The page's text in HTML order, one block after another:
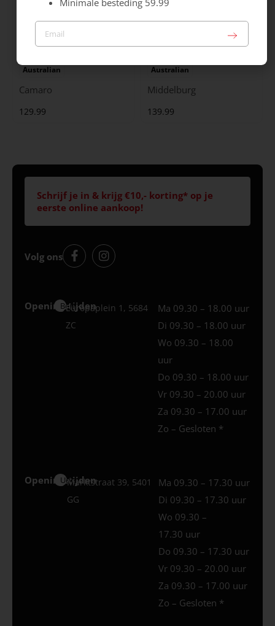
Australian
Camaro
129.99
Australian
Middelburg
139.99
Schrijf je in & krijg €10,- korting* op je
eerste online aankoop!
Volg ons
Openingstijden
Best
Europaplein 1, 5684
ZC
Ma 09.30 – 18.00 uur
Di 09.30 – 18.00 uur
Wo 09.30 – 18.00
uur
Do 09.30 – 18.00 uur
Vr 09.30 – 20.00 uur
Za 09.30 – 17.00 uur
Zo – Gesloten *
Openingstijden
Uden
Marktstraat 39, 5401
GG
Ma 09.30 – 17.30 uur
Di 09.30 – 17.30 uur
Wo 09.30 –
17.30 uur
Do 09.30 – 17.30 uur
Vr 09.30 – 20.00 uur
Za 09.30 – 17.00 uur
Zo – Gesloten *